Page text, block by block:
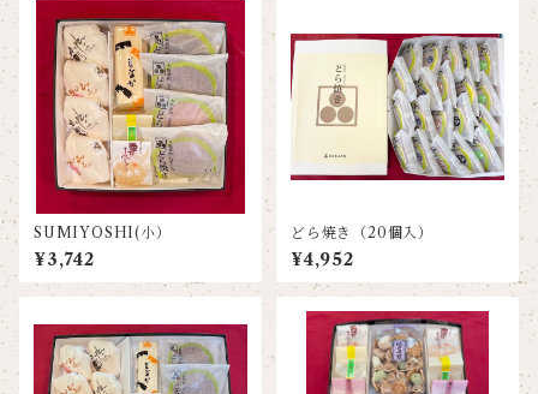
SUMIYOSHI(小）
¥3,742
どら焼き（20個入）
¥4,952